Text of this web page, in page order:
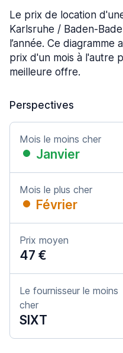
Le prix de location
Karlsruhe / Baden-
l’année. Ce
prix d'un mois à l'autre
meilleure offre.
Perspectives
Mois le moins cher
Janvier
Mois le plus cher
Février
Prix moyen
47 €
Le fournisseur le moins
cher
SIXT